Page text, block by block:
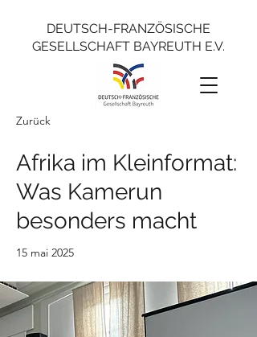
DEUTSCH-FRANZÖSISCHE
GESELLSCHAFT BAYREUTH E.V.
Zurück
Afrika im Kleinformat:
Was Kamerun
besonders macht
15 mai 2025